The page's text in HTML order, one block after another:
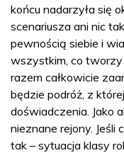
końcu nadarzyła się
scenariusza ani nic
pewnością siebie i
wszystkim, co tworzy
razem całkowicie
będzie podróż, z
doświadczenia. Jako
nieznane rejony. Jeśli
tak – sytuacja klasy